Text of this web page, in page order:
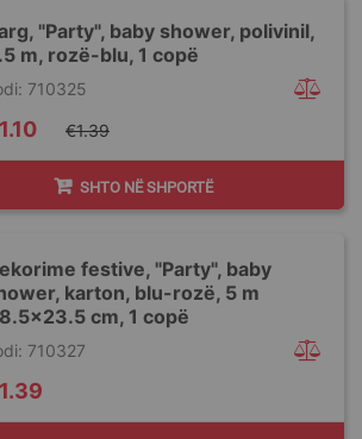
"Party", baby shower, polivinil,
m, rozë-blu, 1 copë
710325
€1.39
SHTO NË SHPORTË
festive, "Party", baby
karton, blu-rozë, 5 m
cm, 1 copë
710327